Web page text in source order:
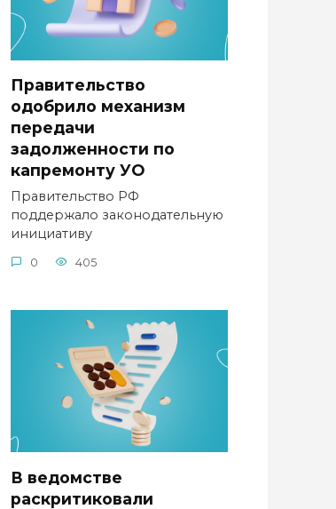
Правительство
одобрило механизм
передачи
задолженности по
капремонту УО
Правительство РФ
поддержало законодательную
инициативу
0 405
В ведомстве
раскритиковали